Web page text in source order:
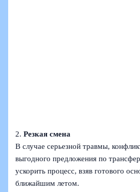
2.Резкая смена
В случае серьезной травмы,
выгодного предложения по
ускорить процесс, взяв готового
ближайшим летом.